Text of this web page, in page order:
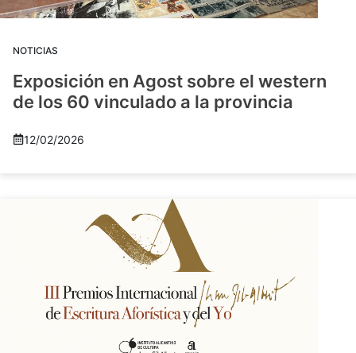
NOTICIAS
Exposición en Agost sobre el western
de los 60 vinculado a la provincia
12/02/2026